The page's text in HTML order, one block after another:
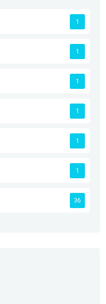
1
1
1
1
1
1
36